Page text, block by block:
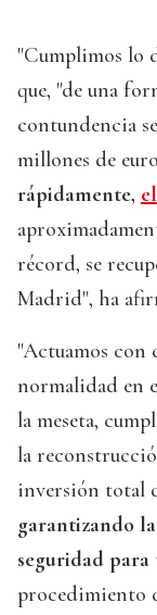
"Cumplimos lo
que, "de una
contundencia
millones de
rápidamente,
récord, se
Madrid", ha
"Actuamos con
normalidad en
la meseta,
la
inversión total
garantizando
seguridad para
procedimiento